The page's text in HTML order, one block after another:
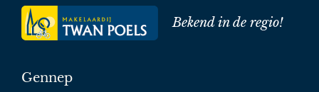
Bekend in de regio!
Gennep